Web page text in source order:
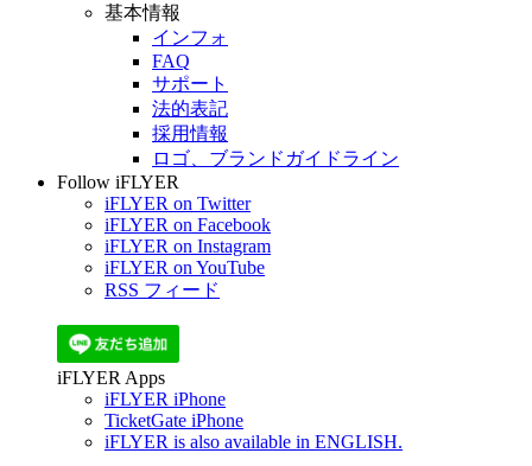
基本情報
インフォ
FAQ
サポート
法的表記
採用情報
ロゴ、ブランドガイドライン
Follow iFLYER
iFLYER on Twitter
iFLYER on Facebook
iFLYER on Instagram
iFLYER on YouTube
RSS フィード
iFLYER Apps
iFLYER iPhone
TicketGate iPhone
iFLYER is also available in ENGLISH.